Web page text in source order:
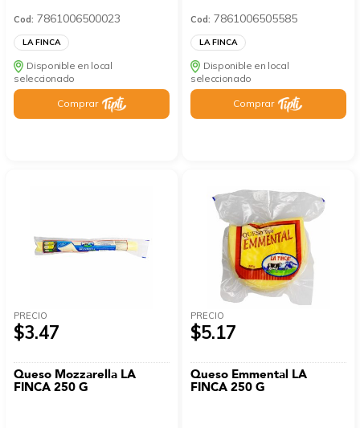
Cod: 7861006500023
LA FINCA
Disponible en local
seleccionado
Comprar
Cod: 7861006505585
LA FINCA
Disponible en local
seleccionado
Comprar
PRECIO
$3.47
Queso Mozzarella LA
FINCA 250 G
PRECIO
$5.17
Queso Emmental LA
FINCA 250 G